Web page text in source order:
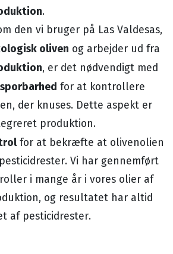
.
den vi bruger på Las Valdesas,
oliven og arbejder ud fra
, er det nødvendigt med
for at kontrollere
der knuses. Dette aspekt er
produktion.
for at bekræfte at olivenolien
Vi har gennemført
i mange år i vores olier af
og resultatet har altid
af pesticidrester.